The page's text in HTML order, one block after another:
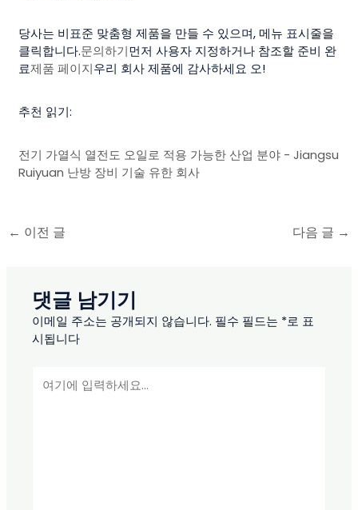
당사는 비표준 맞춤형 제품을 만들 수 있으며, 메뉴 표시줄을
클릭합니다.문의하기먼저 사용자 지정하거나 참조할 준비 완
료제품 페이지우리 회사 제품에 감사하세요 오!
추천 읽기:
전기 가열식 열전도 오일로 적용 가능한 산업 분야 - Jiangsu
Ruiyuan 난방 장비 기술 유한 회사
← 이전 글 다음 글 →
댓글 남기기
이메일 주소는 공개되지 않습니다. 필수 필드는 *로 표
시됩니다
기